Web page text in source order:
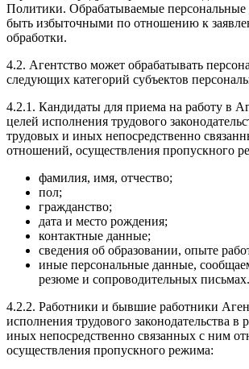
Политики. Обрабатываемые
быть избыточными по отношению к
обработки.
4.2. Агентство может обрабатывать
следующих категорий субъектов
4.2.1. Кандидаты для приема на работу в
целей исполнения трудового
трудовых и иных непосредственно
отношений, осуществления пропускного
фамилия, имя, отчество;
пол;
гражданство;
дата и место рождения;
контактные данные;
сведения об образовании, опыте
иные персональные данные,
резюме и сопроводительных письмах.
4.2.2. Работники и бывшие работники
исполнения трудового законодательства в
иных непосредственно связанных с ним
осуществления пропускного режима: